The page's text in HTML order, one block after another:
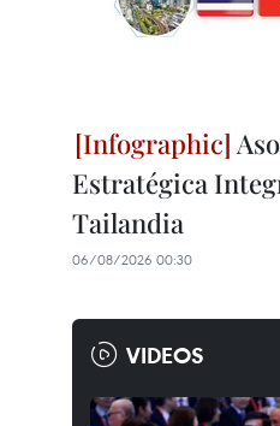
Estratégica
Tailandia
06/08/2026 00:30
VIDEOS